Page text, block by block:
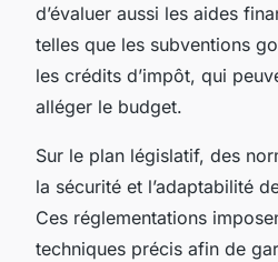
d’évaluer aussi les aides
telles que les subventions
les crédits d’impôt, qui
alléger le budget.
Sur le plan législatif, des
la sécurité et l’adaptabilité
Ces réglementations
techniques précis afin de